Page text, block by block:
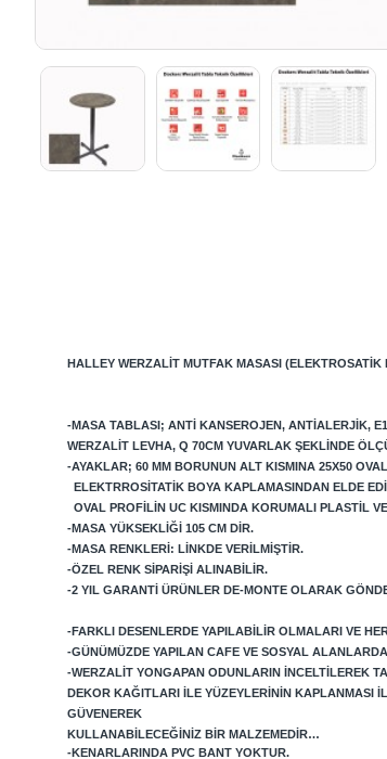
HALLEY WERZALIT MUTFAK MASASI (ELEKTROSATIK
-MASA TABLASI; ANTI KANSEROJEN, ANTIALERJIK,
WERZALIT LEVHA, Q 70CM YUVARLAK ŞEKLINDE
-AYAKLAR; 60 MM BORUNUN ALT KISMINA 25X50
ELEKTRROSITATIK BOYA KAPLAMASINDAN ELDE
OVAL PROFILIN UC KISMINDA KORUMALI PLASTIL
-MASA YÜKSEKLIĞI 105 CM DIR.
-MASA RENKLERI: LINKDE VERILMIŞTIR.
-ÖZEL RENK SIPARIŞI ALINABILIR.
-2 YIL GARANTI ÜRÜNLER DE-MONTE OLARAK
-FARKLI DESENLERDE YAPILABILIR OLMALARI VE
-GÜNÜMÜZDE YAPILAN CAFE VE SOSYAL
-WERZALIT YONGAPAN ODUNLARIN INCELTILEREK
DEKOR KAĞITLARI ILE YÜZEYLERININ KAPLANMASI
GÜVENEREK
KULLANABILECEĞINIZ BIR MALZEMEDIR…
-KENARLARINDA PVC BANT YOKTUR.